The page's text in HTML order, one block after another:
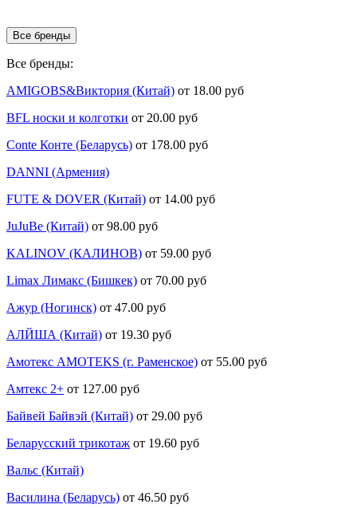
Все бренды
Все бренды:
AMIGOBS&Виктория (Китай) от 18.00 руб
BFL носки и колготки от 20.00 руб
Conte Конте (Беларусь) от 178.00 руб
DANNI (Армения)
FUTE & DOVER (Китай) от 14.00 руб
JuJuBe (Китай) от 98.00 руб
KALINOV (КАЛИНОВ) от 59.00 руб
Limax Лимакс (Бишкек) от 70.00 руб
Ажур (Ногинск) от 47.00 руб
АЛЙША (Китай) от 19.30 руб
Амотекс AMOTEKS (г. Раменское) от 55.00 руб
Амтекс 2+ от 127.00 руб
Байвей Байвэй (Китай) от 29.00 руб
Беларусский трикотаж от 19.60 руб
Вальс (Китай)
Василина (Беларусь) от 46.50 руб